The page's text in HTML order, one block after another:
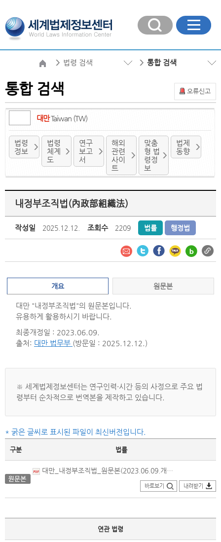
법령 검색 통합 검색
오류신고
통합 검색
대만Taiwan (TW)
법령
정보
법령
체계
도
연구
보고
서
해외
관련
사이
트
맞춤
형 법
령정
보
법제
동향
내정부조직법(內政部組織法)
작성일 2025.12.12. 조회수 2209 법률 행정법
개요 원문본
대만 "내정부조직법"의 원문본입니다.
유용하게 활용하시기 바랍니다.
최종개정일 : 2023.06.09.
출처: 대만 법무부 (방문일 : 2025.12.12.)
※ 세계법제정보센터는 연구인력·시간 등의 사정으로 주요 법
령부터 순차적으로 번역본을 제작하고 있습니다.
* 굵은 글씨로 표시된 파일이 최신버전입니다.
구분 법률
대만_내정부조직법_원문본(2023.06.09.개정).pdf
바로보기 내려받기
연관 법령